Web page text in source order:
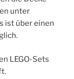
unter
ist über einen
LEGO-Sets